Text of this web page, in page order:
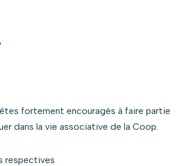
fortement encouragés à faire partie
dans la vie associative de la Coop.
respectives